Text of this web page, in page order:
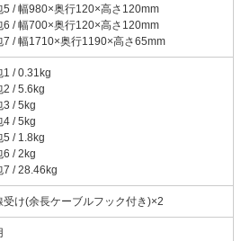
5 / 幅980×奥行120×高さ120mm
6 / 幅700×奥行120×高さ120mm
7 / 幅1710×奥行1190×高さ65mm
1 / 0.31kg
2 / 5.6kg
3 / 5kg
4 / 5kg
5 / 1.8kg
6 / 2kg
7 / 28.46kg
受け(余長ケーブルフック付き)×2